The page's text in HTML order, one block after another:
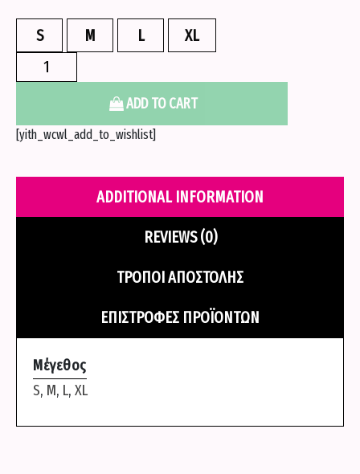
S M L XL
Μπλουζα
με
Καφε
ADD TO CART
[yith_wcwl_add_to_wishlist]
ADDITIONAL INFORMATION
REVIEWS (0)
ΤΡΌΠΟΙ ΑΠΟΣΤΟΛΉΣ
ΕΠΙΣΤΡΟΦΈΣ ΠΡΟΪΌΝΤΩΝ
Μέγεθος
S, M, L, XL